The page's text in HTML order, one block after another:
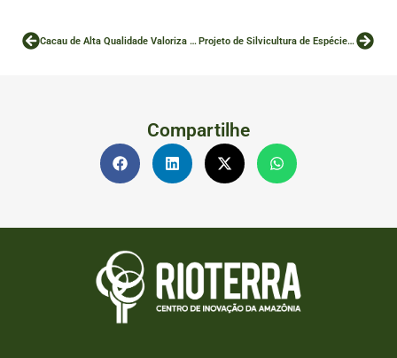
Cacau de Alta Qualidade Valoriza Produtores e Conserva a Amazônia Projeto de Silvicultura de Espécies Nativas Impulsiona Conservação e Economia Florestal no Brasil
Compartilhe